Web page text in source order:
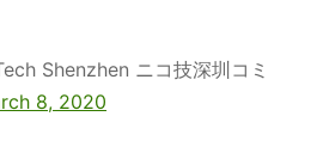
Shenzhen ニコ技深圳コミ
8, 2020